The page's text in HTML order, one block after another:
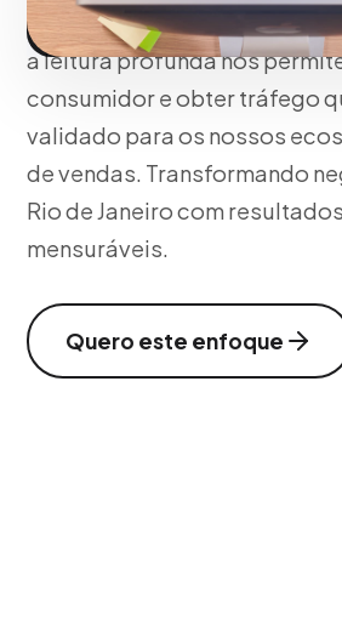
dos nossos serviços num
a leitura profunda nos
consumidor e obter tráfego
validado para os nossos
de vendas. Transformando
Rio de Janeiro com resultados
mensuráveis.
Quero este enfoque